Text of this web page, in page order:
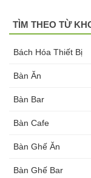
TÌM THEO TỪ
Bách Hóa Thiết Bị
Bàn Ăn
Bàn Bar
Bàn Cafe
Bàn Ghế Ăn
Bàn Ghế Bar